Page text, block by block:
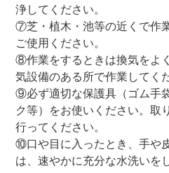
浄してください。
⑦芝・植木・池等の近くで作
ご使用ください。
⑧作業をするときは換気をよ
気設備のある所で作業してく
⑨必ず適切な保護具（ゴム手
ク等）をお使いください。取
行ってください。
⑩口や目に入ったとき、手や
は、速やかに充分な水洗いを